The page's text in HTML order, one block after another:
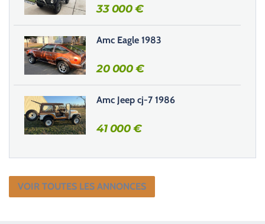
i
d
e
.
33 000€
Amc Eagle 1983
20 000€
Amc Jeep cj-7 1986
41 000€
VOIR TOUTES LES ANNONCES